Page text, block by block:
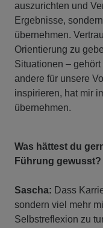
auszurichten und
Ergebnisse,
übernehmen.
Orientierung zu
Situationen –
andere für unsere
inspirieren, hat mir
übernehmen.
Was hättest du
Führung gewusst?
Sascha: Dass
sondern viel mehr
Selbstreflexion zu